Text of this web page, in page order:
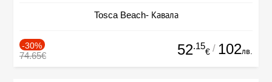
Tosca Beach- Кавала
-30%
74.65€ 52.15
€ / 102лв.